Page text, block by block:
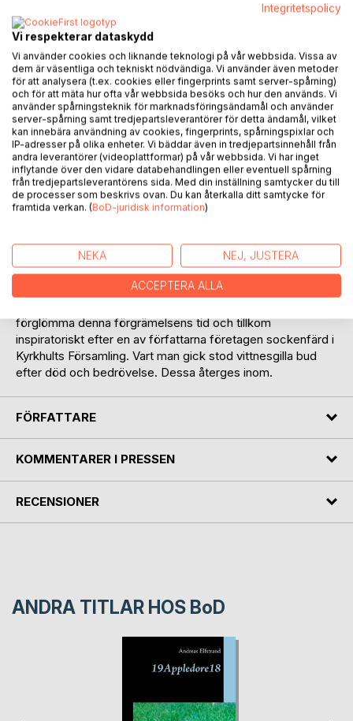
LÄGG I KUNDVAGNEN
Lägg till i kom-ihåglista
Recensera titel
BESKRIVNING
Följande är nedtecknelser i anekdotform rörande en mörk
tid i svensk historia. En tid då man utöver graverande armod
så även tvangs leva efter rigorösa religiösa dekret.
förglömma denna förgrämelsens tid och tillkom
inspiratoriskt efter en av författarna företagen sockenfärd i
Kyrkhults Församling. Vart man gick stod vittnesgilla bud
efter död och bedrövelse. Dessa återges inom.
FÖRFATTARE
KOMMENTARER I PRESSEN
RECENSIONER
ANDRA TITLAR HOS BoD
Integritetspolicy
Vi respekterar dataskydd
Vi använder cookies och liknande teknologi på vår webbsida. Vissa av
dem är väsentliga och tekniskt nödvändiga. Vi använder även metoder
för att analysera (t.ex. cookies eller fingerprints samt server-spårning)
och för att mäta hur ofta vår webbsida besöks och hur den används. Vi
använder spårningsteknik för marknadsföringsändamål och använder
server-spårning samt tredjepartsleverantörer för detta ändamål, vilket
kan innebära användning av cookies, fingerprints, spårningspixlar och
IP-adresser på olika enheter. Vi bäddar även in tredjepartsinnehåll från
andra leverantörer (videoplattformar) på vår webbsida. Vi har inget
inflytande över den vidare databehandlingen eller eventuell spårning
från tredjepartsleverantörens sida. Med din inställning samtycker du till
de processer som beskrivs ovan. Du kan återkalla ditt samtycke för
framtida verkan. (BoD-juridisk information)
NEKA NEJ, JUSTERA
ACCEPTERA ALLA